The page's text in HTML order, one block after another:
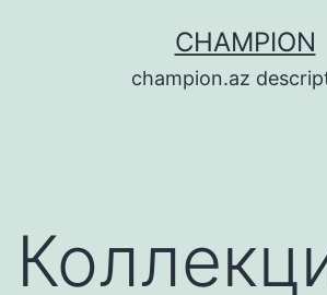
содержимому
CHAMPION
champion.az